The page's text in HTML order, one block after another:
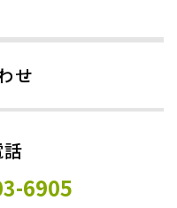
せ
話
6905